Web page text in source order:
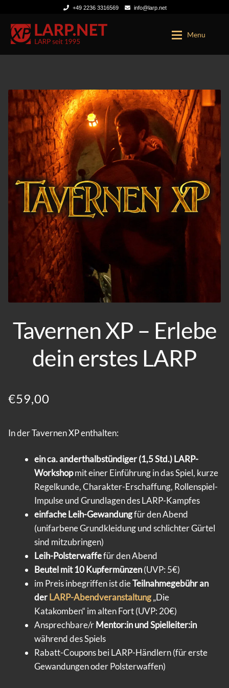
+49 2236 3316569 info@larp.net
Zur
Navigation
springen
Zum
Inhalt
springen
Menu
KONTO
Tavernen XP – Erlebe
dein erstes LARP
€59,00
In der Tavernen XP enthalten:
ein ca. anderthalbstündiger (1,5 Std.) LARP-
Workshopmit einer Einführung in das Spiel, kurze
Regelkunde, Charakter-Erschaffung, Rollenspiel-
Impulse und Grundlagen des LARP-Kampfes
einfache Leih-Gewandungfür den Abend
(unifarbene Grundkleidung und schlichter Gürtel
sind mitzubringen)
Leih-Polsterwaffefür den Abend
Beutel mit 10 Kupfermünzen(UVP: 5€)
im Preis inbegriffen ist dieTeilnahmegebühr an
derLARP-Abendveranstaltung„Die
Katakomben“ im alten Fort (UVP: 20€)
Ansprechbare/rMentor:in und Spielleiter:in
während des Spiels
Rabatt-Coupons bei LARP-Händlern (für erste
Gewandungen oder Polsterwaffen)